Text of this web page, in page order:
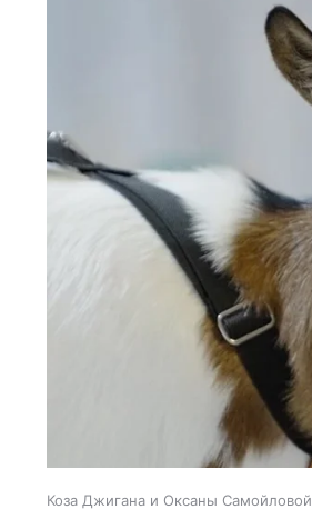
Коза Джигана и Оксаны Самойловой